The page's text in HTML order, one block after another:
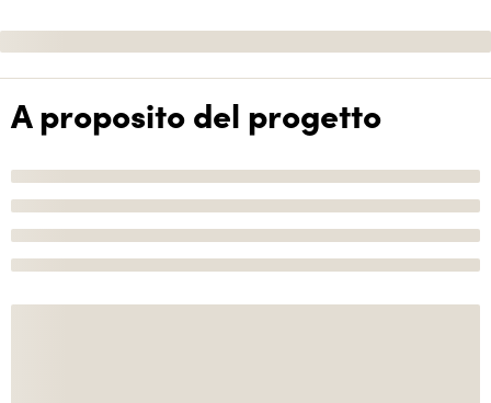
A proposito del progetto